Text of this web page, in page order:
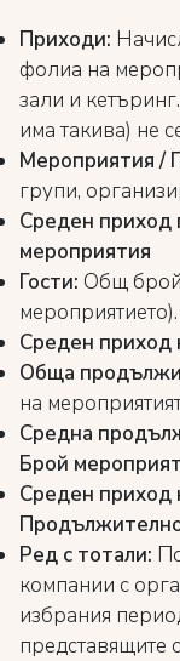
Приходи:
фолиа на
зали и
има такива) не
Мероприятия /
групи,
Среден приход
мероприятия
Гости: Общ брой
мероприятието).
Среден приход
Обща
на
Средна
Брой
Среден приход
Ред с тотали:
компании с
избрания
представящите